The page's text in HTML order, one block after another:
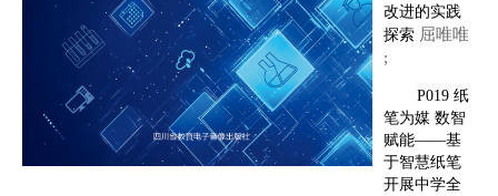
改进的实践
探索 屈唯唯
;
P019 纸
笔为媒 数智
赋能——基
于智慧纸笔
开展中学全